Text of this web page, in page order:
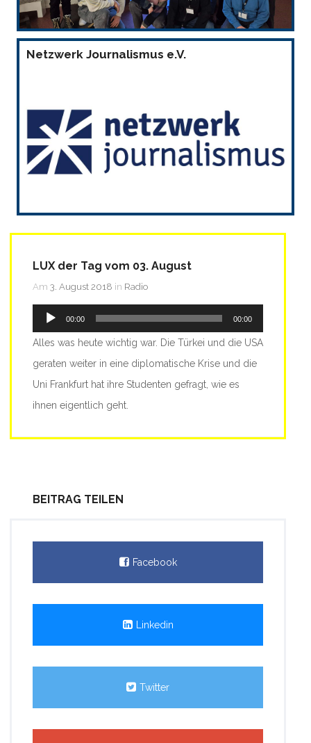
Netzwerk Journalismus e.V.
LUX der Tag vom 03. August
Am 3. August 2018 in Radio
Audio-
Player
00:00 00:00
Alles was heute wichtig war. Die Türkei und die USA
geraten weiter in eine diplomatische Krise und die
Uni Frankfurt hat ihre Studenten gefragt, wie es
ihnen eigentlich geht.
BEITRAG TEILEN
Facebook
Linkedin
Twitter